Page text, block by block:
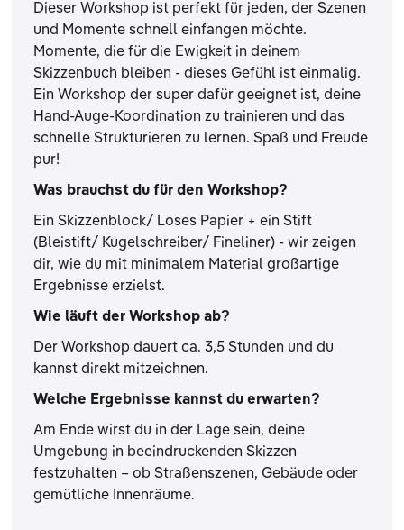
Dieser Workshop ist perfekt für jeden, der Szenen
und Momente schnell einfangen möchte.
Momente, die für die Ewigkeit in deinem
Skizzenbuch bleiben - dieses Gefühl ist einmalig.
Ein Workshop der super dafür geeignet ist, deine
Hand-Auge-Koordination zu trainieren und das
schnelle Strukturieren zu lernen. Spaß und Freude
pur!
Was brauchst du für den Workshop?
Ein Skizzenblock/ Loses Papier + ein Stift
(Bleistift/ Kugelschreiber/ Fineliner) - wir zeigen
dir, wie du mit minimalem Material großartige
Ergebnisse erzielst.
Wie läuft der Workshop ab?
Der Workshop dauert ca. 3,5 Stunden und du
kannst direkt mitzeichnen.
Welche Ergebnisse kannst du erwarten?
Am Ende wirst du in der Lage sein, deine
Umgebung in beeindruckenden Skizzen
festzuhalten – ob Straßenszenen, Gebäude oder
gemütliche Innenräume.